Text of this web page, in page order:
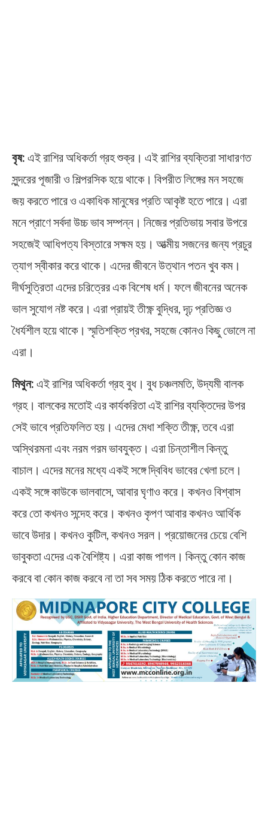
বৃষ: এই রাশির অধিকর্তা গ্রহ শুক্র। এই রাশির ব্যক্তিরা সাধারণত
সুন্দরের পূজারী ও শিল্পরসিক হয়ে থাকে। বিপরীত লিঙ্গের মন সহজে
জয় করতে পারে ও একাধিক মানুষের প্রতি আকৃষ্ট হতে পারে। এরা
মনে প্রাণে সর্বদা উচ্চ ভাব সম্পন্ন। নিজের প্রতিভায় সবার উপরে
সহজেই আধিপত্য বিস্তারে সক্ষম হয়। আত্মীয় সজনের জন্য প্রচুর
ত্যাগ স্বীকার করে থাকে। এদের জীবনে উত্থান পতন খুব কম।
দীর্ঘসুত্রিতা এদের চরিত্রের এক বিশেষ ধর্ম। ফলে জীবনের অনেক
ভাল সুযোগ নষ্ট করে। এরা প্রায়ই তীক্ষ্ণ বুদ্ধির, দৃঢ় প্রতিজ্ঞ ও
ধৈর্যশীল হয়ে থাকে। স্মৃতিশক্তি প্রখর, সহজে কোনও কিছু ভোলে না
এরা।
মিথুন: এই রাশির অধিকর্তা গ্রহ বুধ। বুধ চঞ্চলমতি, উদ্যমী বালক
গ্রহ। বালকের মতোই এর কার্যকরিতা এই রাশির ব্যক্তিদের উপর
সেই ভাবে প্রতিফলিত হয়। এদের মেধা শক্তি তীক্ষ্ণ, তবে এরা
অস্থিরমনা এবং নরম গরম ভাবযুক্ত। এরা চিন্তাশীল কিন্তু
বাচাল। এদের মনের মধ্যে একই সঙ্গে দ্বিবিধ ভাবের খেলা চলে।
একই সঙ্গে কাউকে ভালবাসে, আবার ঘৃণাও করে। কখনও বিশ্বাস
করে তো কখনও সন্দেহ করে। কখনও কৃপণ আবার কখনও আর্থিক
ভাবে উদার। কখনও কুটিল, কখনও সরল। প্রয়োজনের চেয়ে বেশি
ভাবুকতা এদের এক বৈশিষ্ট্য। এরা কাজ পাগল। কিন্তু কোন কাজ
করবে বা কোন কাজ করবে না তা সব সময় ঠিক করতে পারে না।